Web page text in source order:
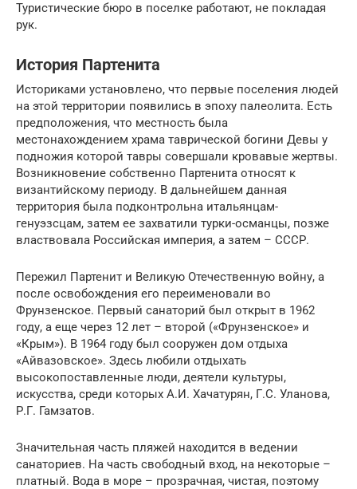
Туристические бюро в поселке работают, не покладая
рук.
История Партенита
Историками установлено, что первые поселения людей
на этой территории появились в эпоху палеолита. Есть
предположения, что местность была
местонахождением храма таврической богини Девы у
подножия которой тавры совершали кровавые жертвы.
Возникновение собственно Партенита относят к
византийскому периоду. В дальнейшем данная
территория была подконтрольна итальянцам-
генуэзсцам, затем ее захватили турки-османцы, позже
властвовала Российская империя, а затем – СССР.
Пережил Партенит и Великую Отечественную войну, а
после освобождения его переименовали во
Фрунзенское. Первый санаторий был открыт в 1962
году, а еще через 12 лет – второй («Фрунзенское» и
«Крым»). В 1964 году был сооружен дом отдыха
«Айвазовское». Здесь любили отдыхать
высокопоставленные люди, деятели культуры,
искусства, среди которых А.И. Хачатурян, Г.С. Уланова,
Р.Г. Гамзатов.
Значительная часть пляжей находится в ведении
санаториев. На часть свободный вход, на некоторые –
платный. Вода в море – прозрачная, чистая, поэтому